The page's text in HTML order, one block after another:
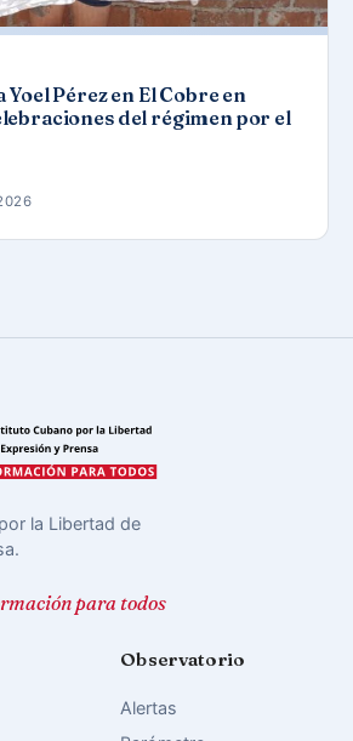
Yoel Pérez en El Cobre en
del régimen por el
la Libertad de
para todos
Observatorio
Alertas